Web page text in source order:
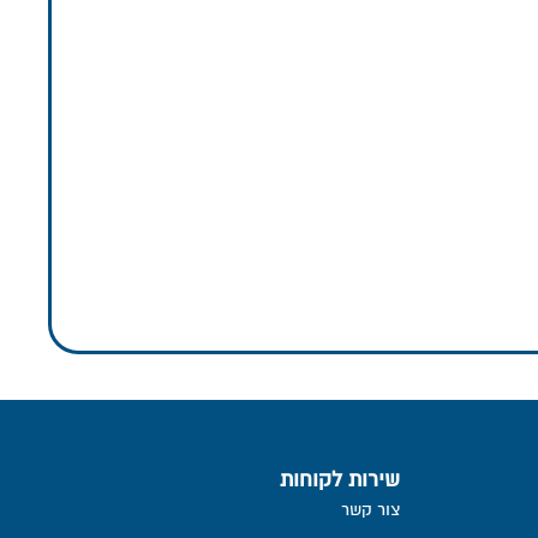
שירות לקוחות
צור קשר